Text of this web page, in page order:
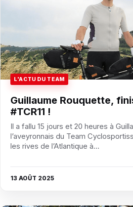
L'ACTU DU TEAM
Guillaume Rouquette,
#TCR11 !
Il a fallu 15 jours et 20 heures à
l’aveyronnais du Team
les rives de l’Atlantique à…
13 AOÛT 2025